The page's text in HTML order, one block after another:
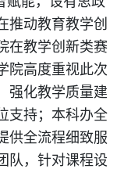
推动教育教学创
在教学创新类赛
院高度重视此次
强化教学质量建
支持；本科办全
供全流程细致服
队，针对课程设